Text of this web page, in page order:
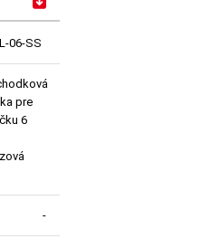
06-SS
pre
6
-